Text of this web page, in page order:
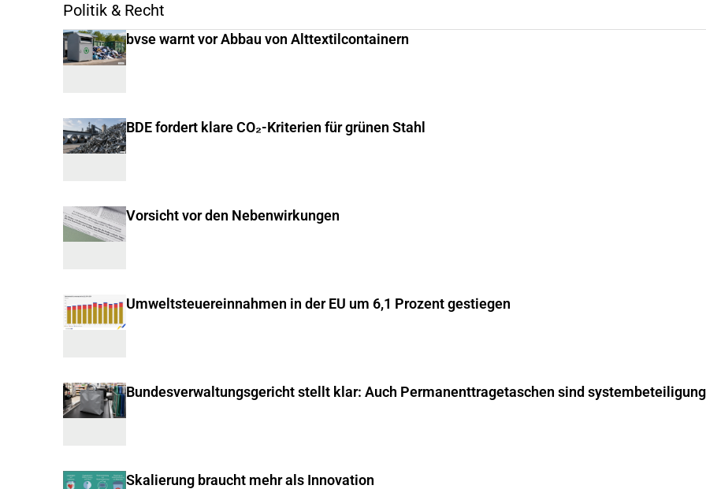
Politik & Recht
bvse warnt vor Abbau von Alttextilcontainern
BDE fordert klare CO₂-Kriterien für grünen Stahl
Vorsicht vor den Nebenwirkungen
Umweltsteuereinnahmen in der EU um 6,1 Prozent gestiegen
Bundesverwaltungsgericht stellt klar: Auch Permanenttragetaschen sind
Skalierung braucht mehr als Innovation